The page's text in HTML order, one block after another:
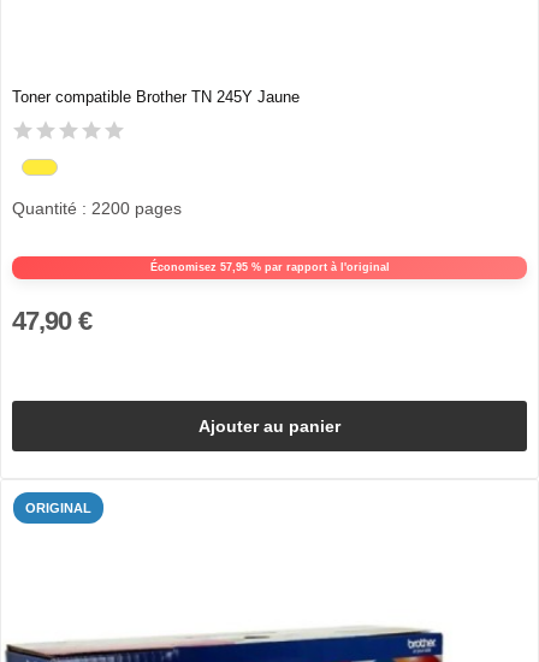
Toner compatible Brother TN 245Y Jaune
Économisez 57,95 % par rapport à l'original
Quantité : 2200 pages
47,90 €
Ajouter au panier
ORIGINAL